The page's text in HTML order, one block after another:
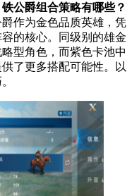
公爵组合策略有哪些？
作为金色品质英雄，凭
的核心。同级别的雄金
型角色，而紫色卡池中
了更多搭配可能性。以